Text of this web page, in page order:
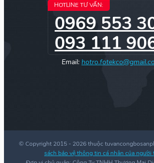
HOTLINE TƯ VẤN:
0969 553
093 111
Email:
© Copyright 2015 - 2026 thuộc
sách bảo vệ thông tin cá nhân của người